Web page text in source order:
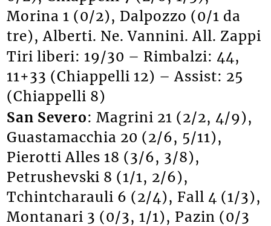
Morina 1 (0/2), Dalpozzo (0/1 da
tre), Alberti. Ne. Vannini. All. Zappi
Tiri liberi: 19/30 – Rimbalzi: 44,
11+33 (Chiappelli 12) – Assist: 25
(Chiappelli 8)
San Severo: Magrini 21 (2/2, 4/9),
Guastamacchia 20 (2/6, 5/11),
Pierotti Alles 18 (3/6, 3/8),
Petrushevski 8 (1/1, 2/6),
Tchintcharauli 6 (2/4), Fall 4 (1/3),
Montanari 3 (0/3, 1/1), Pazin (0/3